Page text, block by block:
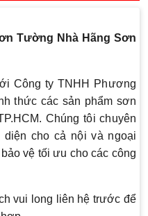
Tường Nhà Hãng Sơn
Công ty TNHH Phương
thức các sản phẩm sơn
Chúng tôi chuyên
cho cả nội và ngoại
vệ tối ưu cho các công
vui long liên hệ trước để